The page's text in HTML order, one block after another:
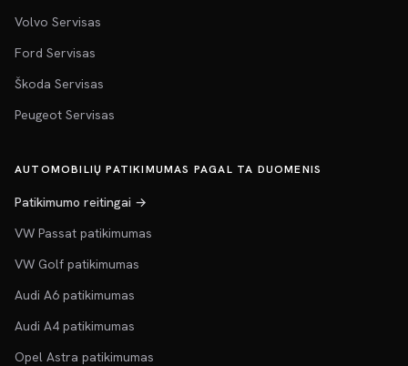
Volvo Servisas
Ford Servisas
Škoda Servisas
Peugeot Servisas
AUTOMOBILIŲ PATIKIMUMAS PAGAL TA DUOMENIS
Patikimumo reitingai →
VW Passat patikimumas
VW Golf patikimumas
Audi A6 patikimumas
Audi A4 patikimumas
Opel Astra patikimumas